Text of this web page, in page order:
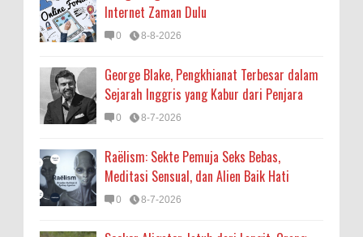
Internet Zaman Dulu
0 8-8-2026
George Blake, Pengkhianat Terbesar dalam
Sejarah Inggris yang Kabur dari Penjara
0 8-7-2026
Raëlism: Sekte Pemuja Seks Bebas,
Meditasi Sensual, dan Alien Baik Hati
0 8-7-2026